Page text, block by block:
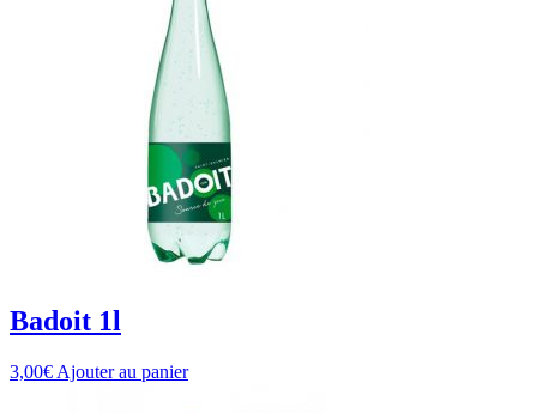
Badoit 1l
3,00€ Ajouter au panier